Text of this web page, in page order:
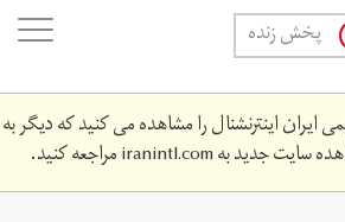
پخش زنده
اینترنشنال را مشاهده می کنید که دیگر به
سایت جدید بهiranintl.comمراجعه کنید.